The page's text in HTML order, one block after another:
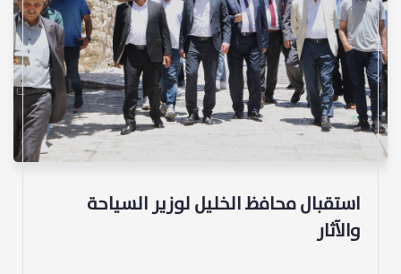
استقبال محافظ الخليل لوزير السياحة
والآثار